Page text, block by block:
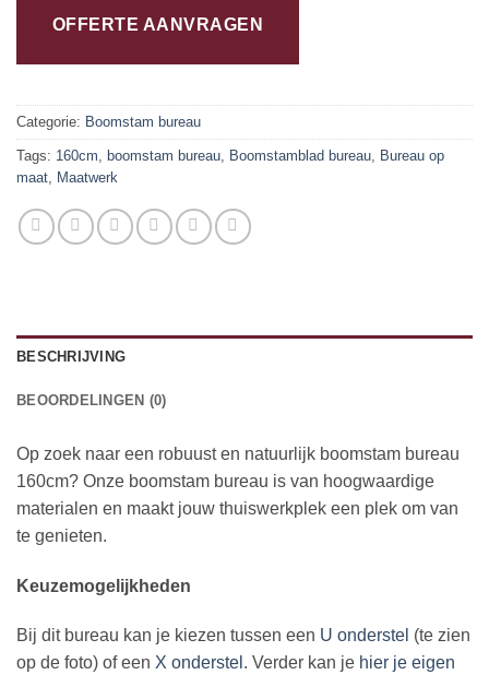
OFFERTE AANVRAGEN
Categorie: Boomstam bureau
Tags: 160cm boomstam bureau Boomstamblad bureau
Bureau op
maat
Maatwerk
BESCHRIJVING
BEOORDELINGEN (0)
Op zoek naar een robuust en natuurlijk boomstam bureau
160cm? Onze boomstam bureau is van hoogwaardige
materialen en maakt jouw thuiswerkplek een plek om van
te genieten.
Keuzemogelijkheden
Bij dit bureau kan je kiezen tussen een U onderstel (te zien
op de foto) of een X onderstel . Verder kan je hier je eigen